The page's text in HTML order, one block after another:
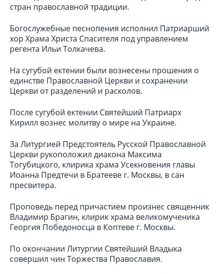
стран православной традиции.
Богослужебные песнопения исполнил Патриарший
хор Храма Христа Спасителя под управлением
регента Ильи Толкачева.
На сугубой ектении были вознесены прошения о
единстве Православной Церкви и сохранении
Церкви от разделений и расколов.
После сугубой ектении Святейший Патриарх
Кирилл вознес молитву о мире на Украине.
За Литургией Предстоятель Русской Православной
Церкви рукоположил диакона Максима
Тогубицкого, клирика храма Усекновения главы
Иоанна Предтечи в Братееве г. Москвы, в сан
пресвитера.
Проповедь перед причастием произнес священник
Владимир Брагин, клирик храма великомученика
Георгия Победоносца в Коптеве г. Москвы.
По окончании Литургии Святейший Владыка
совершил чин Торжества Православия.